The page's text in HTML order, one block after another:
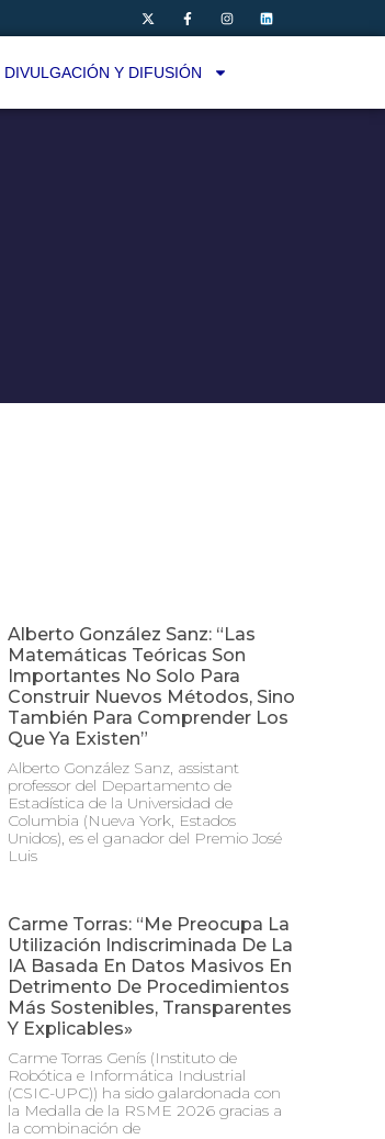
DIVULGACIÓN Y DIFUSIÓN
Alberto González Sanz: “Las
Matemáticas Teóricas Son
Importantes No Solo Para
Construir Nuevos Métodos, Sino
También Para Comprender Los
Que Ya Existen”
Alberto González Sanz, assistant
professor del Departamento de
Estadística de la Universidad de
Columbia (Nueva York, Estados
Unidos), es el ganador del Premio José
Luis
Carme Torras: “Me Preocupa La
Utilización Indiscriminada De La
IA Basada En Datos Masivos En
Detrimento De Procedimientos
Más Sostenibles, Transparentes
Y Explicables»
Carme Torras Genís (Instituto de
Robótica e Informática Industrial
(CSIC-UPC)) ha sido galardonada con
la Medalla de la RSME 2026 gracias a
la combinación de